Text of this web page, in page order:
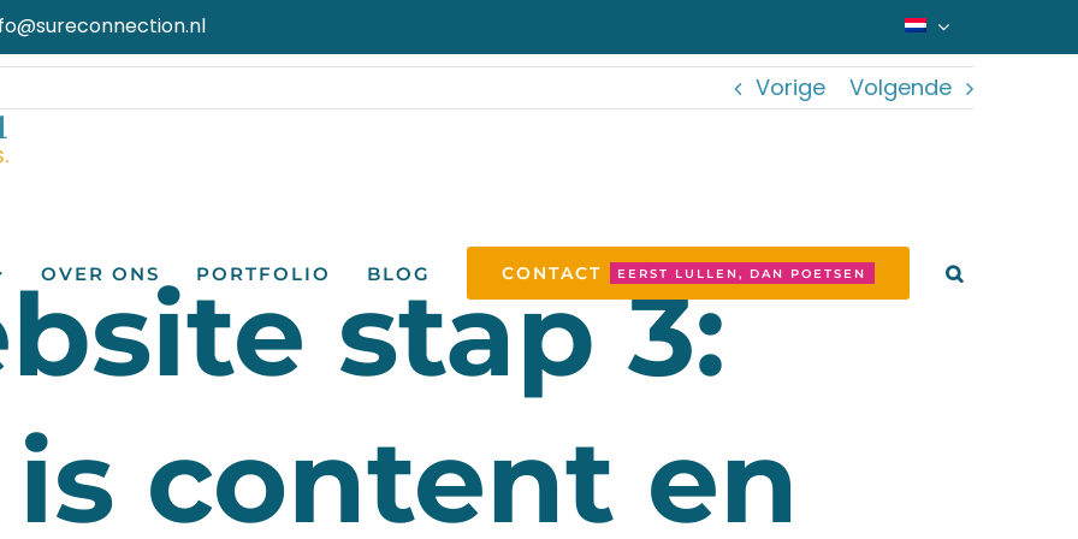
OVER ONS PORTFOLIO BLOG CONTACT EERST LULLEN, DAN POETSEN
Vorige Volgende
stap 3:
content en